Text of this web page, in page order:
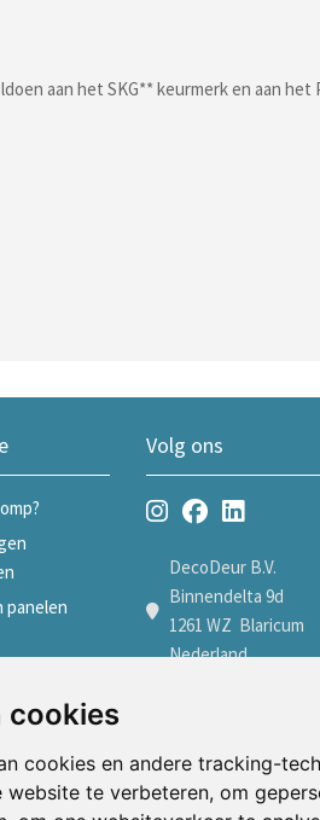
cookies
cookies en andere tracking-
te verbeteren, om
aan het SKG** keurmerk en aan het
panelen
Volg ons
DecoDeur B.V.
Binnendelta 9d
1261 WZ Blaricum
Nederland
Afspraak maken